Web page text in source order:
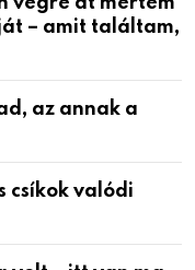
– amit találtam,
az annak a
csíkok valódi